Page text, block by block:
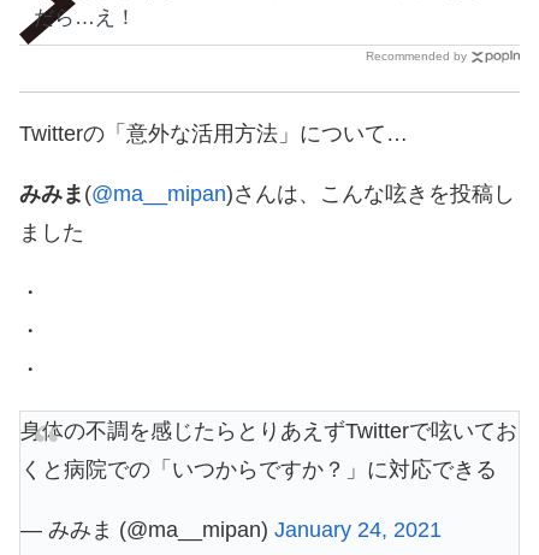
だら…え！
Recommended by
Twitterの「意外な活用方法」について…
みみま (@ma__mipan)さんは、こんな呟きを投稿し
ました
・
・
・
身体の不調を感じたらとりあえずTwitterで呟いてお
くと病院での「いつからですか？」に対応できる
— みみま (@ma__mipan) January 24, 2021